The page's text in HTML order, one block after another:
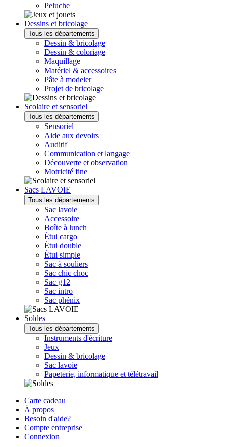
Peluche
Dessins et bricolage
Tous les départements
Dessin & bricolage
Dessin & coloriage
Maquillage
Matériel & accessoires
Pâte à modeler
Projet de bricolage
Scolaire et sensoriel
Tous les départements
Sensoriel
Aide aux devoirs
Auditif
Communication et langage
Découverte et observation
Motricité fine
Sacs LAVOIE
Tous les départements
Sac lavoie
Accessoire
Boîte à lunch
Étui cargo
Étui double
Étui simple
Sac à souliers
Sac chic choc
Sac g12
Sac intro
Sac phénix
Soldes
Tous les départements
Instruments d'écriture
Jeux
Dessin & bricolage
Sac lavoie
Papeterie, informatique et télétravail
Carte cadeau
À propos
Besoin d'aide?
Compte entreprise
Connexion